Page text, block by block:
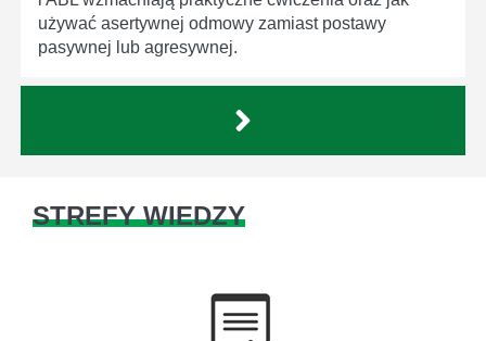
używać asertywnej odmowy zamiast postawy
pasywnej lub agresywnej.
STREFY WIEDZY